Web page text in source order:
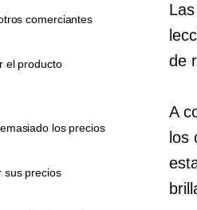
de
A
los
comerciantes
el producto
los precios
sus precios